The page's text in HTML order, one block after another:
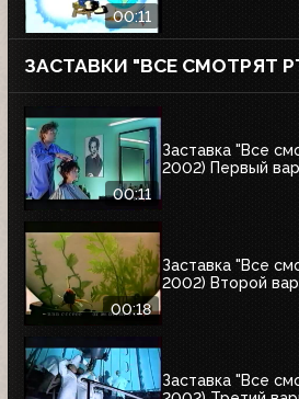
00:11
ЗАСТАВКИ "ВСЕ СМОТРЯТ
00:11
Заставка "Все
2002) Первый
00:18
Заставка "Все
2002) Второй
Заставка "Все